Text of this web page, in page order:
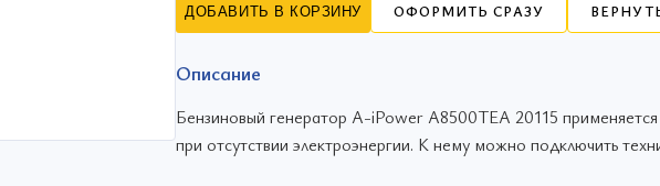
ДОБАВИТЬ В КОРЗИНУ ОФОРМИТЬ СРАЗУ
Описание
Бензиновый генератор A-iPower A8500ТEA 20115
при отсутствии электроэнергии. К нему можно подключить